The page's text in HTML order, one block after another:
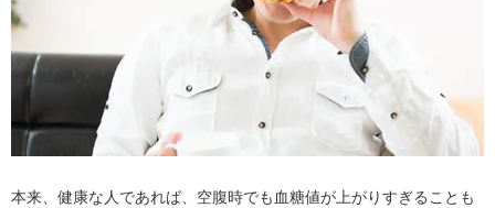
本来、健康な人であれば、空腹時でも血糖値が上がりすぎることも